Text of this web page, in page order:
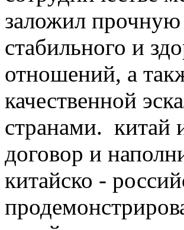
заложил прочную
стабильного и
отношений, а
качественной
странами. китай
договор и
китайско -